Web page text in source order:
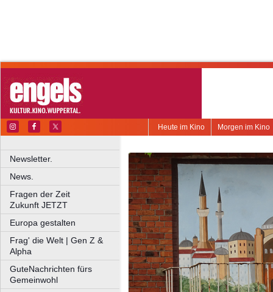
Morgen im Kino
Heute im Kino
Newsletter.
News.
Fragen der Zeit
Zukunft JETZT
Europa gestalten
Frag' die Welt | Gen Z &
Alpha
GuteNachrichten fürs
Gemeinwohl